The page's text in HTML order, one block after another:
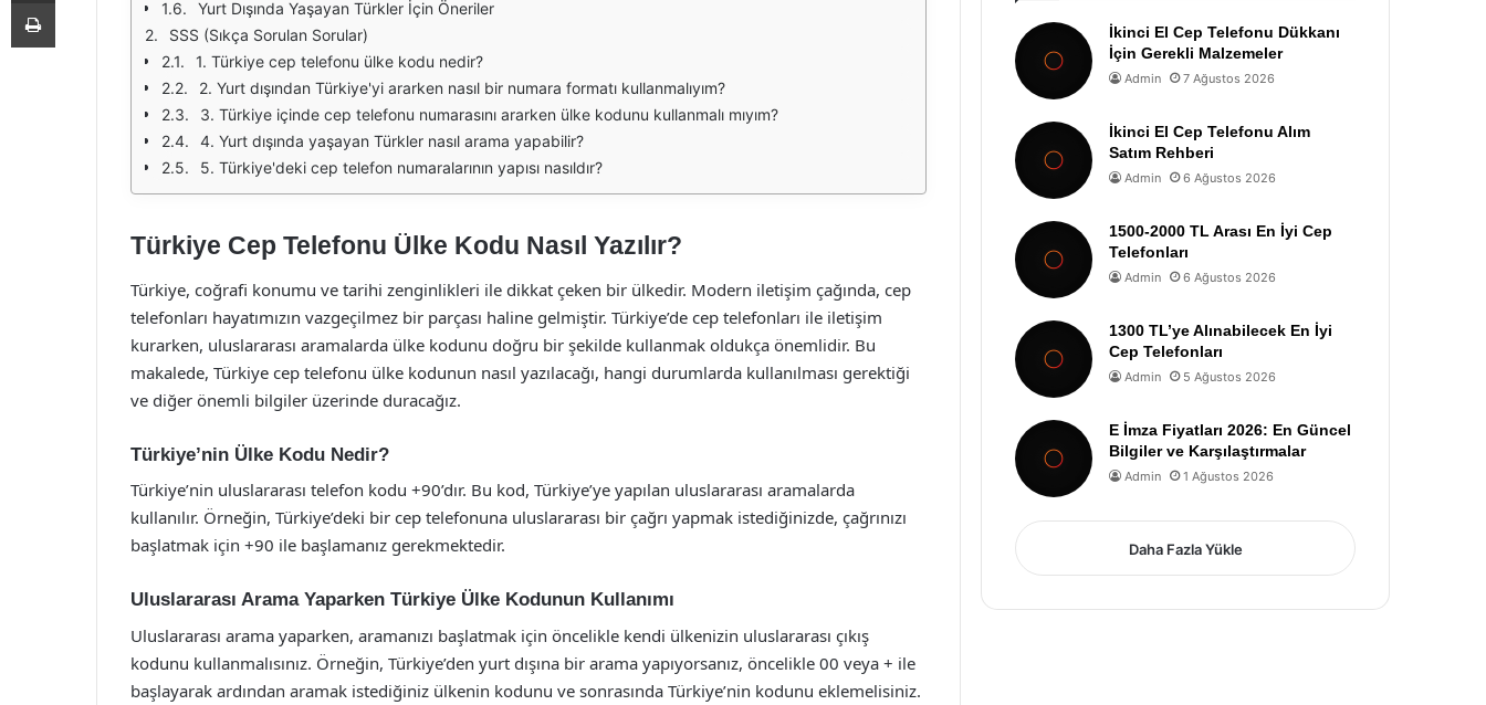
Yurt Dışında Yaşayan Türkler İçin Öneriler
SSS (Sıkça Sorulan Sorular)
1. Türkiye cep telefonu ülke kodu nedir?
2. Yurt dışından Türkiye'yi ararken nasıl bir numara formatı kullanmalıyım?
3. Türkiye içinde cep telefonu numarasını ararken ülke kodunu kullanmalı mıyım?
4. Yurt dışında yaşayan Türkler nasıl arama yapabilir?
5. Türkiye'deki cep telefon numaralarının yapısı nasıldır?
Türkiye Cep Telefonu Ülke Kodu Nasıl Yazılır?
Türkiye, coğrafi konumu ve tarihi zenginlikleri ile dikkat çeken bir ülkedir. Modern iletişim çağında, cep
telefonları hayatımızın vazgeçilmez bir parçası haline gelmiştir. Türkiye’de cep telefonları ile iletişim
kurarken, uluslararası aramalarda ülke kodunu doğru bir şekilde kullanmak oldukça önemlidir. Bu
makalede, Türkiye cep telefonu ülke kodunun nasıl yazılacağı, hangi durumlarda kullanılması gerektiği
ve diğer önemli bilgiler üzerinde duracağız.
Türkiye’nin Ülke Kodu Nedir?
Türkiye’nin uluslararası telefon kodu +90’dır. Bu kod, Türkiye’ye yapılan uluslararası aramalarda
kullanılır. Örneğin, Türkiye’deki bir cep telefonuna uluslararası bir çağrı yapmak istediğinizde, çağrınızı
başlatmak için +90 ile başlamanız gerekmektedir.
Uluslararası Arama Yaparken Türkiye Ülke Kodunun Kullanımı
Uluslararası arama yaparken, aramanızı başlatmak için öncelikle kendi ülkenizin uluslararası çıkış
kodunu kullanmalısınız. Örneğin, Türkiye’den yurt dışına bir arama yapıyorsanız, öncelikle 00 veya + ile
başlayarak ardından aramak istediğiniz ülkenin kodunu ve sonrasında Türkiye’nin kodunu eklemelisiniz.
İkinci El Cep Telefonu Dükkanı
İçin Gerekli Malzemeler
Admin 7 Ağustos 2026
İkinci El Cep Telefonu Alım
Satım Rehberi
Admin 6 Ağustos 2026
1500-2000 TL Arası En İyi Cep
Telefonları
Admin 6 Ağustos 2026
1300 TL’ye Alınabilecek En İyi
Cep Telefonları
Admin 5 Ağustos 2026
E İmza Fiyatları 2026: En Güncel
Bilgiler ve Karşılaştırmalar
Admin 1 Ağustos 2026
Daha Fazla Yükle